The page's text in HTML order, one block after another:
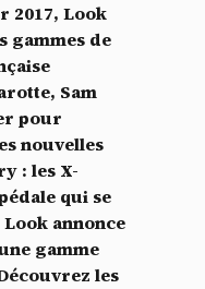
2017, Look
gammes de
Sam
pour
nouvelles
: les X-
qui se
annonce
gamme
les